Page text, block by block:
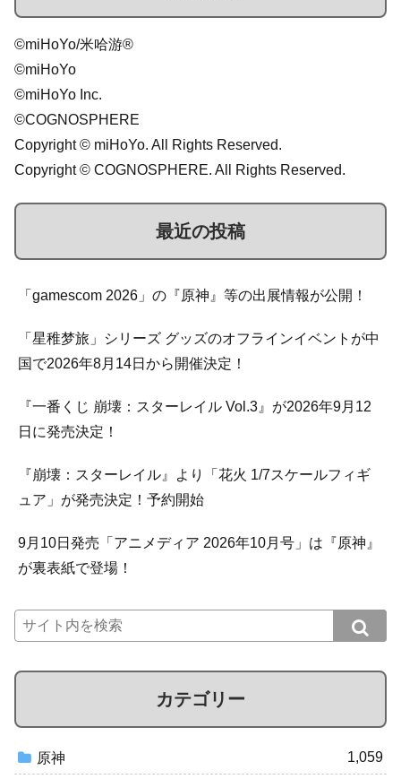
©miHoYo/米哈游®
©miHoYo
©miHoYo Inc.
©COGNOSPHERE
Copyright © miHoYo. All Rights Reserved.
Copyright © COGNOSPHERE. All Rights Reserved.
最近の投稿
「gamescom 2026」の『原神』等の出展情報が公開！
「星稚梦旅」シリーズ グッズのオフラインイベントが中
国で2026年8月14日から開催決定！
『一番くじ 崩壊：スターレイル Vol.3』が2026年9月12
日に発売決定！
『崩壊：スターレイル』より「花火 1/7スケールフィギ
ュア」が発売決定！予約開始
9月10日発売「アニメディア 2026年10月号」は『原神』
が裏表紙で登場！
カテゴリー
原神 1,059